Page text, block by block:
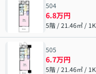
504
6.8万円
5階 / 21.46㎡ / 1K
505
6.7万円
5階 / 21.46㎡ / 1K